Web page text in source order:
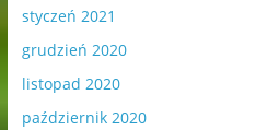
styczeń 2021
grudzień 2020
listopad 2020
październik 2020